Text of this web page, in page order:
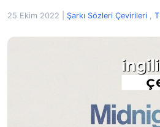
25 Ekim 2022 Şarkı Sözleri Çevirileri , T